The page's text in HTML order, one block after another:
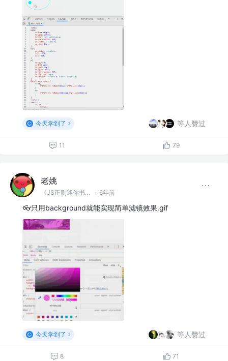
今天学到了 等人赞过
11 79
老姚
《JS正则迷你书》作者 · 6年前
👓只用background就能实现简单滤镜效果.gif
今天学到了 等人赞过
8 71